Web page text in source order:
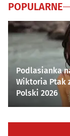
POPULARNE
Podlasianka
Wiktoria Ptak
Polski 2026